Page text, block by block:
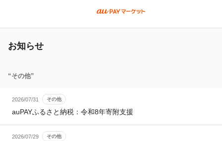
お知らせ
“その他”
2026/07/31 その他
auPAYふるさと納税：令和8年寄附支援
2026/07/29 その他